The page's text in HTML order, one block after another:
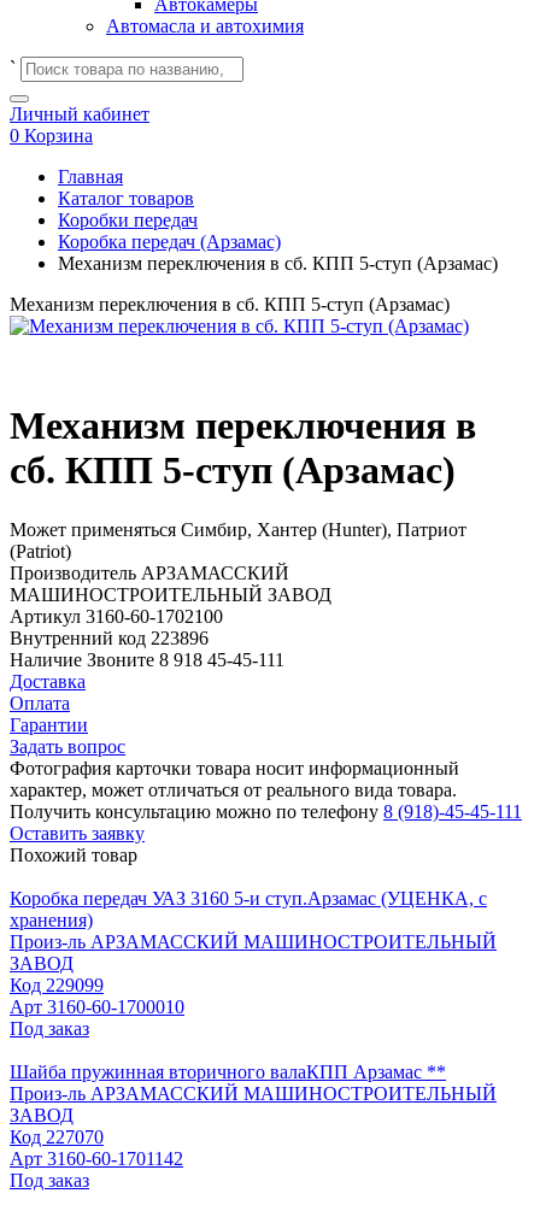
Автокамеры
Автомасла и автохимия
`
Личный кабинет
0 Корзина
Главная
Каталог товаров
Коробки передач
Коробка передач (Арзамас)
Механизм переключения в сб. КПП 5-ступ (Арзамас)
Механизм переключения в сб. КПП 5-ступ (Арзамас)
Механизм переключения в
сб. КПП 5-ступ (Арзамас)
Может применяться Симбир, Хантер (Hunter), Патриот
(Patriot)
Производитель АРЗАМАССКИЙ
МАШИНОСТРОИТЕЛЬНЫЙ ЗАВОД
Артикул 3160-60-1702100
Внутренний код 223896
Наличие Звоните 8 918 45-45-111
Доставка
Оплата
Гарантии
Задать вопрос
Фотография карточки товара носит информационный
характер, может отличаться от реального вида товара.
Получить консультацию можно по телефону 8 (918)-45-45-111
Оставить заявку
Похожий товар
Коробка передач УАЗ 3160 5-и ступ.Арзамас (УЦЕНКА, с
хранения)
Произ-ль АРЗАМАССКИЙ МАШИНОСТРОИТЕЛЬНЫЙ
ЗАВОД
Код 229099
Арт 3160-60-1700010
Под заказ
Шайба пружинная вторичного валаКПП Арзамас **
Произ-ль АРЗАМАССКИЙ МАШИНОСТРОИТЕЛЬНЫЙ
ЗАВОД
Код 227070
Арт 3160-60-1701142
Под заказ